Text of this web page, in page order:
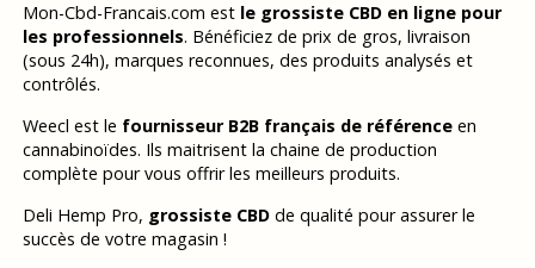
Mon-Cbd-Francais.com est le grossiste CBD en ligne pour
les professionnels. Bénéficiez de prix de gros, livraison
(sous 24h), marques reconnues, des produits analysés et
contrôlés.
Weecl est le fournisseur B2B français de référenceen
cannabinoïdes. Ils maitrisent la chaine de production
complète pour vous offrir les meilleurs produits.
Deli Hemp Pro, grossiste CBDde qualité pour assurer le
succès de votre magasin !